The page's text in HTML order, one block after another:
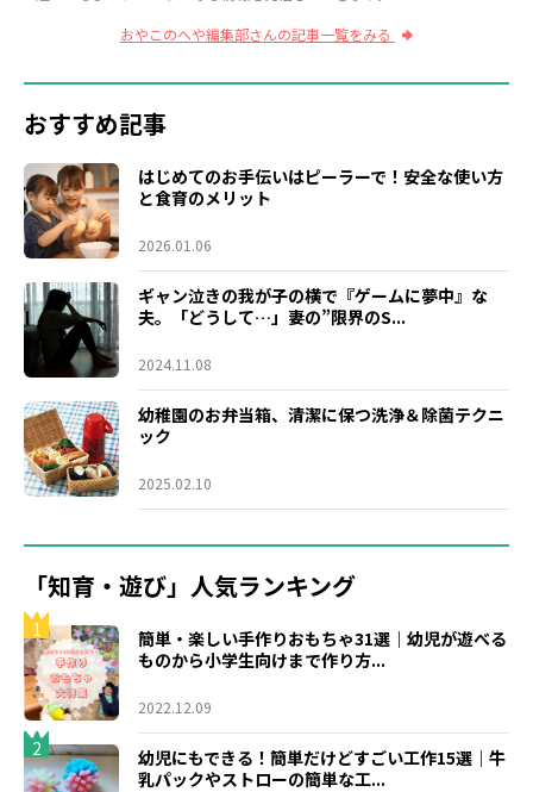
おやこのへや編集部さんの記事一覧をみる
おすすめ記事
はじめてのお手伝いはピーラーで！安全な使い方
と食育のメリット
2026.01.06
ギャン泣きの我が子の横で『ゲームに夢中』な
夫。「どうして…」妻の”限界のS...
2024.11.08
幼稚園のお弁当箱、清潔に保つ洗浄＆除菌テクニ
ック
2025.02.10
「知育・遊び」人気ランキング
1
簡単・楽しい手作りおもちゃ31選｜幼児が遊べる
ものから小学生向けまで作り方...
2022.12.09
2
幼児にもできる！簡単だけどすごい工作15選｜牛
乳パックやストローの簡単な工...